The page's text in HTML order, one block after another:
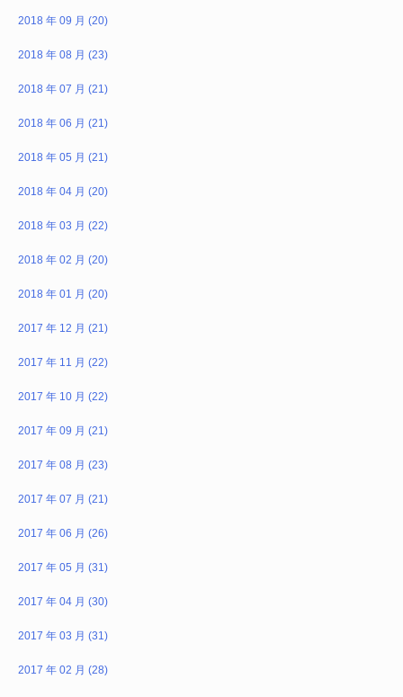
2018 年 09 月 (20)
2018 年 08 月 (23)
2018 年 07 月 (21)
2018 年 06 月 (21)
2018 年 05 月 (21)
2018 年 04 月 (20)
2018 年 03 月 (22)
2018 年 02 月 (20)
2018 年 01 月 (20)
2017 年 12 月 (21)
2017 年 11 月 (22)
2017 年 10 月 (22)
2017 年 09 月 (21)
2017 年 08 月 (23)
2017 年 07 月 (21)
2017 年 06 月 (26)
2017 年 05 月 (31)
2017 年 04 月 (30)
2017 年 03 月 (31)
2017 年 02 月 (28)